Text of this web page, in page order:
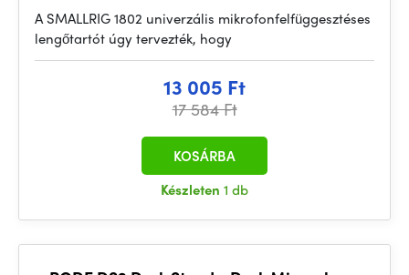
A SMALLRIG 1802 univerzális mikrofonfelfüggesztéses
lengőtartót úgy tervezték, hogy
13 005 Ft
17 584 Ft
Készleten 1 db
KOSÁRBA